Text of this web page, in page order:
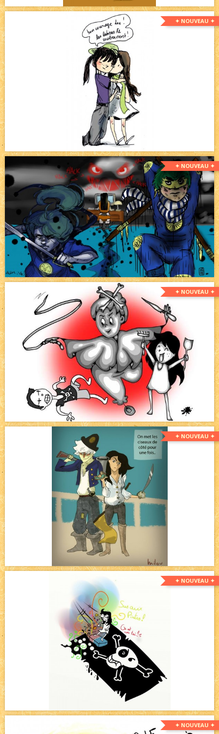
✦ NOUVEAU ✦
✦ NOUVEAU ✦
✦ NOUVEAU ✦
✦ NOUVEAU ✦
✦ NOUVEAU ✦
✦ NOUVEAU ✦